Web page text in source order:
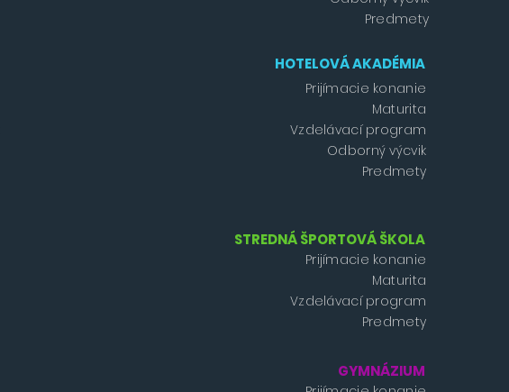
Predmety
HOTELOVÁ AKADÉMIA
Prijímacie konanie
Maturita
Vzdelávací program
Odborný výcvik
Predmety
STREDNÁ ŠPORTOVÁ ŠKOLA
Prijímacie konanie
Maturita
Vzdelávací program
Predmety
GYMNÁZIUM